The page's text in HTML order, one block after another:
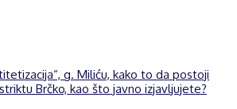
g. Miliću, kako to da postoji
Brčko, kao što javno izjavljujete?